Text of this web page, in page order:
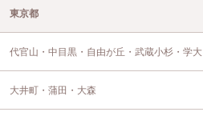
東京都
代官山・中目黒・自由が丘・武蔵小杉・学大
大井町・蒲田・大森